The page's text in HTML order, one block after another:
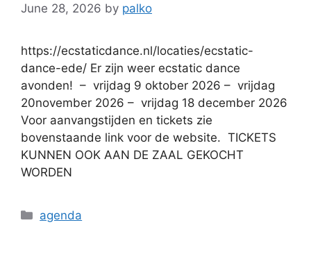
June 28, 2026 by palko
https://ecstaticdance.nl/locaties/ecstatic-
dance-ede/ Er zijn weer ecstatic dance
avonden! – vrijdag 9 oktober 2026 – vrijdag
20november 2026 – vrijdag 18 december 2026
Voor aanvangstijden en tickets zie
bovenstaande link voor de website. TICKETS
KUNNEN OOK AAN DE ZAAL GEKOCHT
WORDEN
agenda